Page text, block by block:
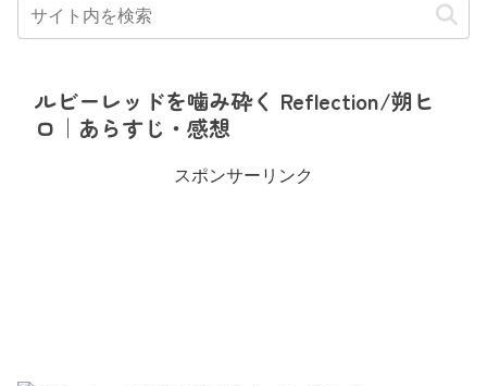
ルビーレッドを噛み砕く Reflection/朔ヒ
ロ｜あらすじ・感想
スポンサーリンク